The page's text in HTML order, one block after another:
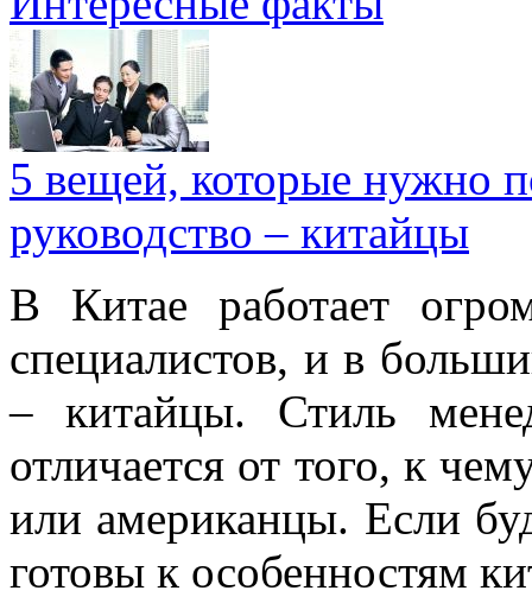
5 вещей, которые нужно
руководство – китайцы
В Китае работает
специалистов, и в
– китайцы. Стиль
отличается от того, к
или американцы. Если
готовы к особенностям